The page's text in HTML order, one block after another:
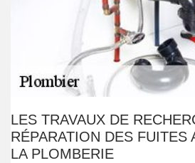
LES TRAVAUX DE
RÉPARATION DES FUITES
LA PLOMBERIE